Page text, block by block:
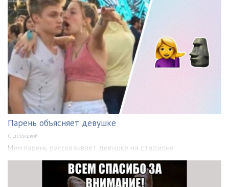
Парень объясняет девушке
С девушкой
Мем парень рассказывает девушке на стадионе